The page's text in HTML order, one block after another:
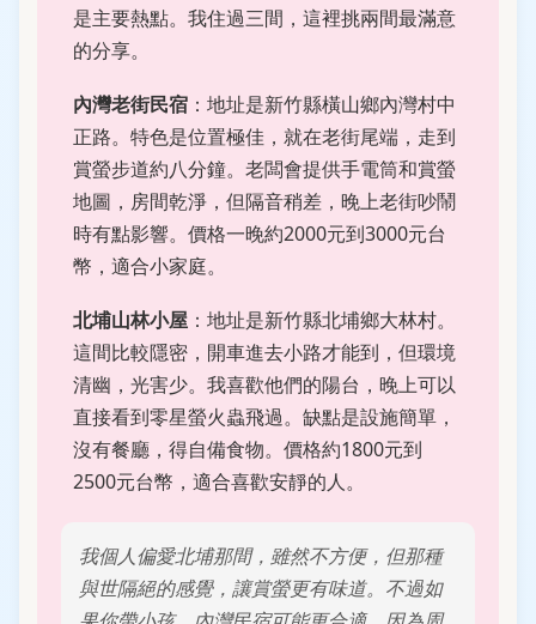
是主要熱點。我住過三間，這裡挑兩間最滿意
的分享。
內灣老街民宿 ：地址是新竹縣橫山鄉內灣村中
正路。特色是位置極佳，就在老街尾端，走到
賞螢步道約八分鐘。老闆會提供手電筒和賞螢
地圖，房間乾淨，但隔音稍差，晚上老街吵鬧
時有點影響。價格一晚約2000元到3000元台
幣，適合小家庭。
北埔山林小屋 ：地址是新竹縣北埔鄉大林村。
這間比較隱密，開車進去小路才能到，但環境
清幽，光害少。我喜歡他們的陽台，晚上可以
直接看到零星螢火蟲飛過。缺點是設施簡單，
沒有餐廳，得自備食物。價格約1800元到
2500元台幣，適合喜歡安靜的人。
我個人偏愛北埔那間，雖然不方便，但那種
與世隔絕的感覺，讓賞螢更有味道。不過如